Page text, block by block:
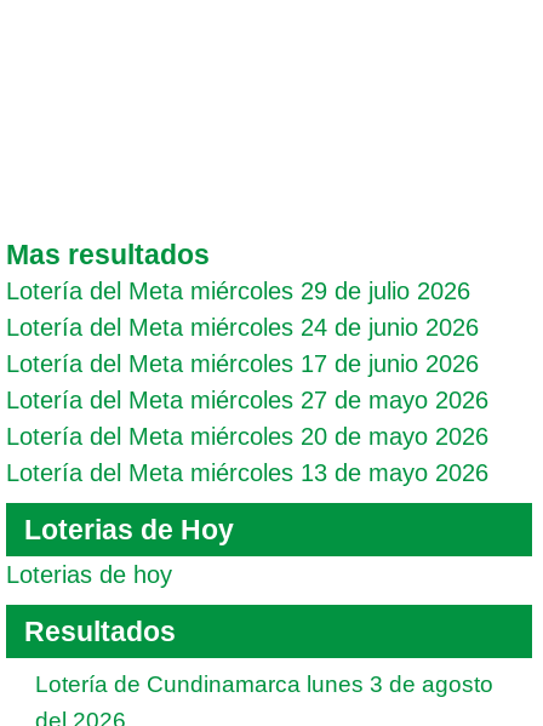
Mas resultados
Lotería del Meta miércoles 29 de julio 2026
Lotería del Meta miércoles 24 de junio 2026
Lotería del Meta miércoles 17 de junio 2026
Lotería del Meta miércoles 27 de mayo 2026
Lotería del Meta miércoles 20 de mayo 2026
Lotería del Meta miércoles 13 de mayo 2026
Loterias de Hoy
Loterias de hoy
Resultados
Lotería de Cundinamarca lunes 3 de agosto
del 2026